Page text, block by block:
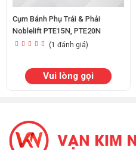
Cụm Bánh Phụ Trái & Phải
Noblelift PTE15N, PTE20N
(1 đánh giá)
Vui lòng gọi